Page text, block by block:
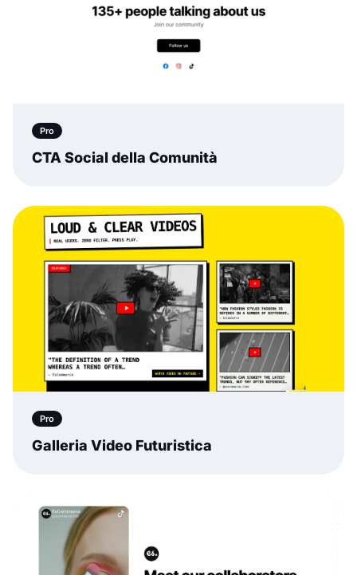
Pro
CTA Social della Comunità
Pro
Galleria Video Futuristica